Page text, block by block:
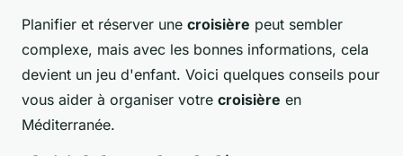
Planifier et réserver une croisière peut sembler
complexe, mais avec les bonnes informations, cela
devient un jeu d'enfant. Voici quelques conseils pour
vous aider à organiser votre croisière en
Méditerranée.